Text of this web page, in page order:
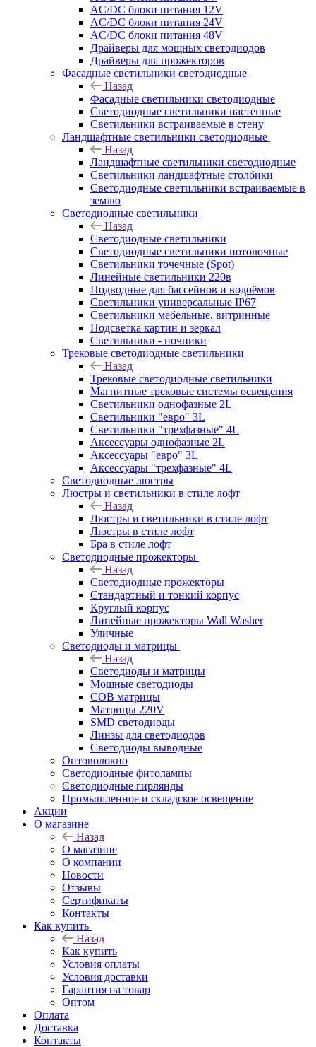
AC/DC блоки питания 12V
AC/DC блоки питания 24V
AC/DC блоки питания 48V
Драйверы для мощных светодиодов
Драйверы для прожекторов
Фасадные светильники светодиодные
Назад
Фасадные светильники светодиодные
Светодиодные светильники настенные
Светильники встраиваемые в стену
Ландшафтные светильники светодиодные
Назад
Ландшафтные светильники светодиодные
Светильники ландшафтные столбики
Светодиодные светильники встраиваемые в
землю
Светодиодные светильники
Назад
Светодиодные светильники
Светодиодные светильники потолочные
Светильники точечные (Spot)
Линейные светильники 220в
Подводные для бассейнов и водоёмов
Светильники универсальные IP67
Светильники мебельные, витринные
Подсветка картин и зеркал
Светильники - ночники
Трековые светодиодные светильники
Назад
Трековые светодиодные светильники
Магнитные трековые системы освещения
Светильники однофазные 2L
Светильники "евро" 3L
Светильники "трехфазные" 4L
Аксессуары однофазные 2L
Аксессуары "евро" 3L
Аксессуары "трехфазные" 4L
Светодиодные люстры
Люстры и светильники в стиле лофт
Назад
Люстры и светильники в стиле лофт
Люстры в стиле лофт
Бра в стиле лофт
Светодиодные прожекторы
Назад
Светодиодные прожекторы
Стандартный и тонкий корпус
Круглый корпус
Линейные прожекторы Wall Washer
Уличные
Светодиоды и матрицы
Назад
Светодиоды и матрицы
Мощные светодиоды
COB матрицы
Матрицы 220V
SMD светодиоды
Линзы для светодиодов
Светодиоды выводные
Оптоволокно
Светодиодные фитолампы
Светодиодные гирлянды
Промышленное и складское освещение
Акции
О магазине
Назад
О магазине
О компании
Новости
Отзывы
Сертификаты
Контакты
Как купить
Назад
Как купить
Условия оплаты
Условия доставки
Гарантия на товар
Оптом
Оплата
Доставка
Контакты